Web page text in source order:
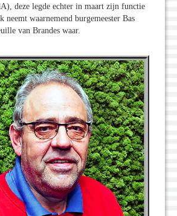
deze legde echter in maart zijn functie
neemt waarnemend burgemeester Bas
van Brandes waar.